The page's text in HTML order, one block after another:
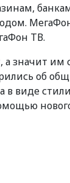
ТВ.
значит им
об
в виде